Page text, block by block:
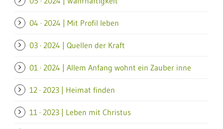
04 · 2024 | Mit Profil leben
03 · 2024 | Quellen der Kraft
01 · 2024 | Allem Anfang wohnt ein Zauber inne
12 · 2023 | Heimat finden
11 · 2023 | Leben mit Christus